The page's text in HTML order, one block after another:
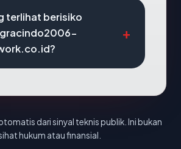
terlihat berisiko
dari sinyal teknis publik. Ini bukan
hukum atau finansial.